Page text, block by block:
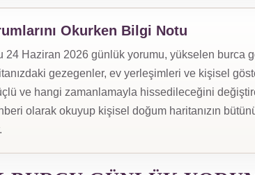
Okurken Bilgi Notu
24 Haziran 2026 günlük yorumu, yükselen burca
gezegenler, ev yerleşimleri ve kişisel
ve hangi zamanlamayla hissedileceğini
olarak okuyup kişisel doğum haritanızın